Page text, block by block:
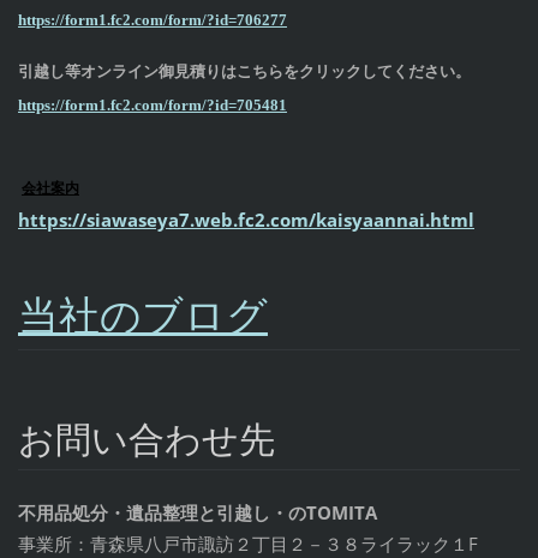
https://form1.fc2.com/form/?id=706277
引越し等オンライン御見積りはこちらをクリックしてください。
https://form1.fc2.com/form/?id=705481
会社案内
https://siawaseya7.web.fc2.com/kaisyaannai.html
当社のブログ
お問い合わせ先
不用品処分・遺品整理と引越し・のTOMITA
事業所：青森県八戸市諏訪２丁目２－３８ライラック１F